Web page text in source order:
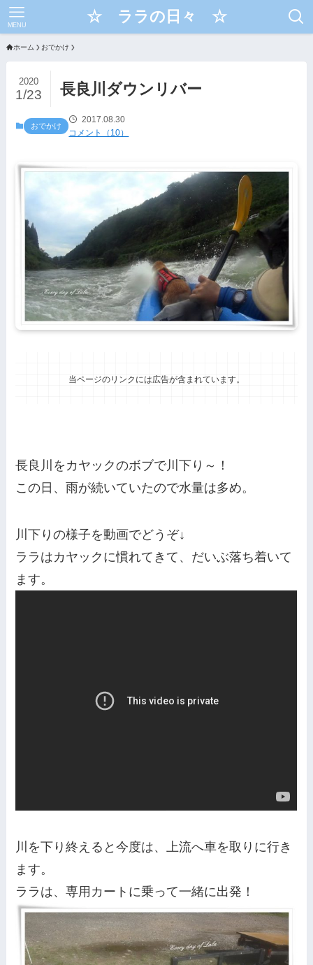
☆ ララの日々 ☆
MENU
ホーム おでかけ
長良川ダウンリバー
2020
1/23
おでかけ
2017.08.30
コメント（10）
当ページのリンクには広告が含まれています。
長良川をカヤックのボブで川下り～！
この日、雨が続いていたので水量は多め。
川下りの様子を動画でどうぞ↓
ララはカヤックに慣れてきて、だいぶ落ち着いて
ます。
川を下り終えると今度は、上流へ車を取りに行き
ます。
ララは、専用カートに乗って一緒に出発！